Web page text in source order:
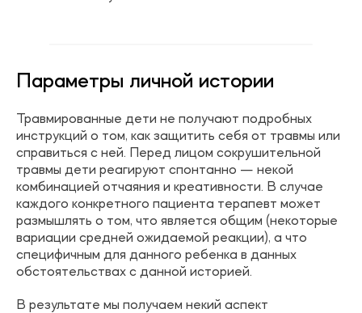
Параметры личной истории
Травмированные дети не получают подробных
инструкций о том, как защитить себя от травмы или
справиться с ней. Перед лицом сокрушительной
травмы дети реагируют спонтанно — некой
комбинацией отчаяния и креативности. В случае
каждого конкретного пациента терапевт может
размышлять о том, что является общим (некоторые
вариации средней ожидаемой реакции), а что
специфичным для данного ребенка в данных
обстоятельствах с данной историей.
В результате мы получаем некий аспект